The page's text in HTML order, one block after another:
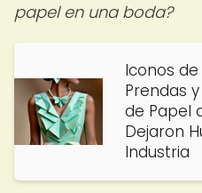
papel en una boda?
Iconos de
Prendas
de Papel
Dejaron
Industria